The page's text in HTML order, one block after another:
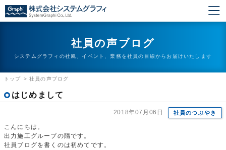
社員の声ブログ
システムグラフィの社風、イベント、業務を社員の目線からお届けいたします
トップ >社員の声ブログ
はじめまして
2018年07月06日 社員のつぶやき
こんにちは。
出力施工グループの隋です。
社員ブログを書くのは初めてです。